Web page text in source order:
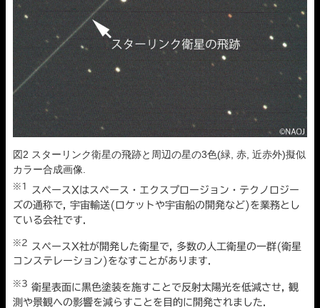
図2 スターリンク衛星の飛跡と周辺の星の3色(緑, 赤, 近赤外)擬似
カラー合成画像.
※1
スペースXはスペース・エクスプロージョン・テクノロジー
ズの通称で, 宇宙輸送(ロケットや宇宙船の開発など)を業務とし
ている会社です.
※2
スペースX社が開発した衛星で, 多数の人工衛星の一群(衛星
コンステレーション)をなすことがあります.
※3 衛星表面に黒色塗装を施すことで反射太陽光を低減させ, 観
測や景観への影響を減らすことを目的に開発されました.